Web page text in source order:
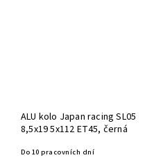
ALU kolo Japan racing SL05
8,5x19 5x112 ET45, černá
Do 10 pracovních dní